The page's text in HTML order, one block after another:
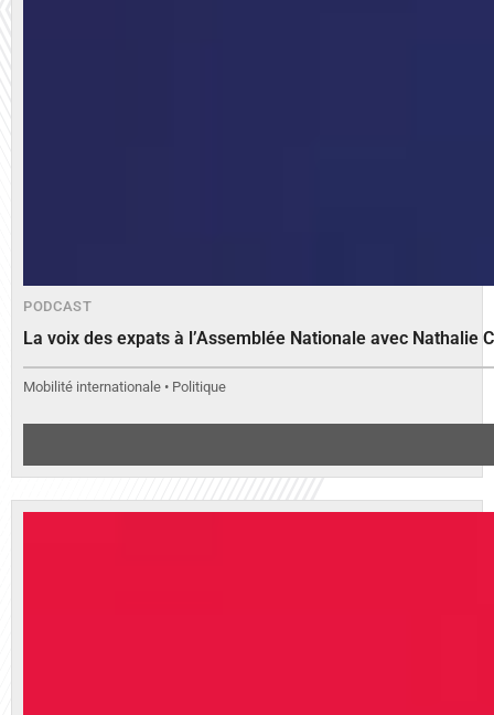
PODCAST
La voix des expats à l’Assemblée Nationale avec Nathalie
Mobilité internationale • Politique